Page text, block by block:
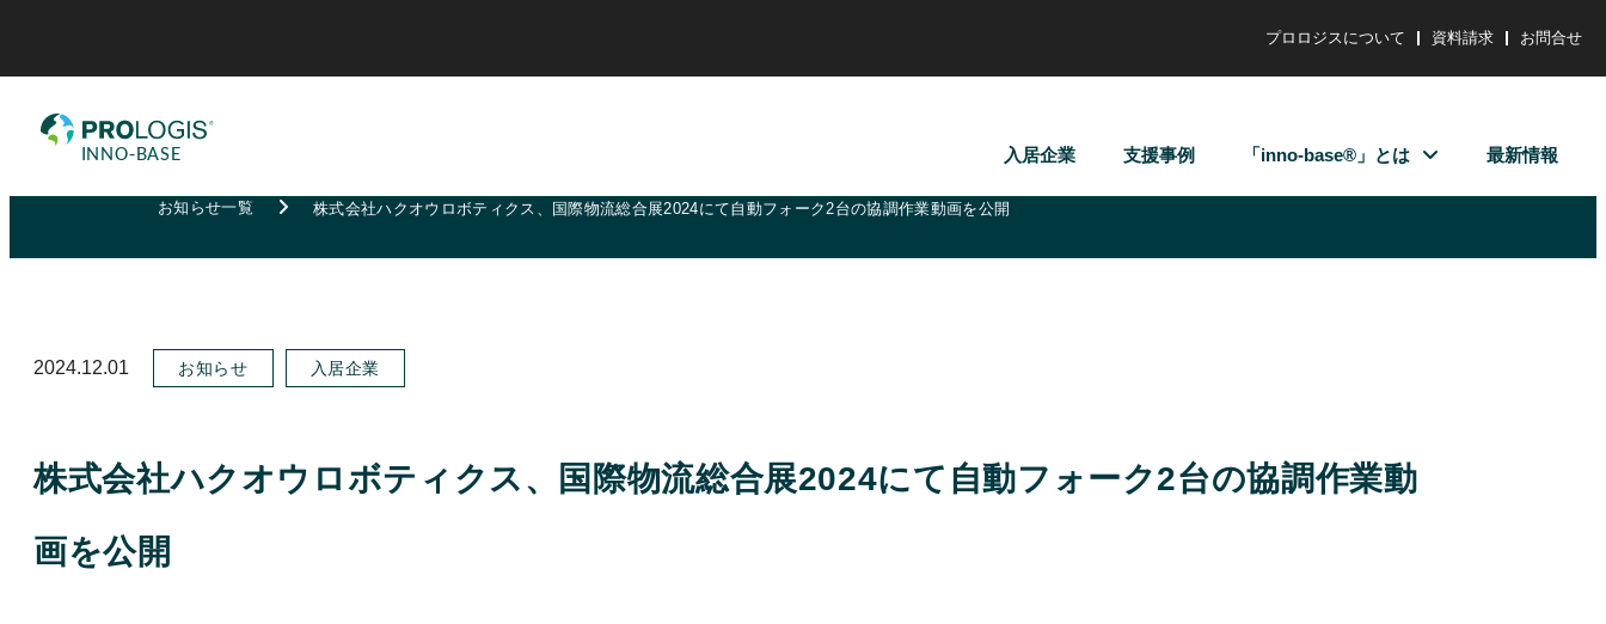
プロロジスについて 資料請求 お問合せ
入居企業 支援事例 「inno-base®」とは 最新情報
お知らせ一覧 株式会社ハクオウロボティクス、国際物流総合展2024にて自動フォーク2台の協調作業動画を公開
2024.12.01 お知らせ 入居企業
株式会社ハクオウロボティクス、国際物流総合展2024にて自動フォーク2台の協調作業動
画を公開